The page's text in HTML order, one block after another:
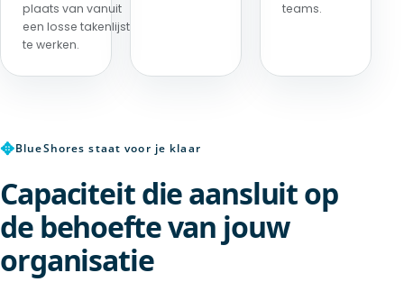
plaats van vanuit
een losse takenlijst
te werken.
teams.
✥BlueShores staat voor je klaar
Capaciteit die aansluit op
de behoefte van jouw
organisatie